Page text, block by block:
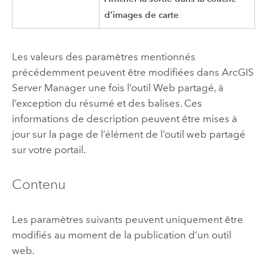
d’images de carte.
Les valeurs des paramètres mentionnés
précédemment peuvent être modifiées dans ArcGIS
Server Managerune fois l’outil Web partagé, à
l’exception du résumé et des balises. Ces
informations de description peuvent être mises à
jour sur la page de l’élément de l’outil web partagé
sur votre portail.
Contenu
Les paramètres suivants peuvent uniquement être
modifiés au moment de la publication d’un outil
web.